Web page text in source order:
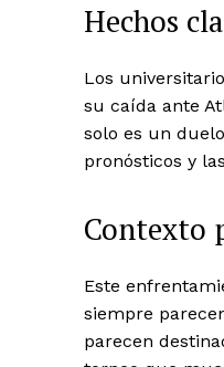
Hechos
Los
su caída ante
solo es un
pronósticos y
Contexto
Este
siempre
parecen